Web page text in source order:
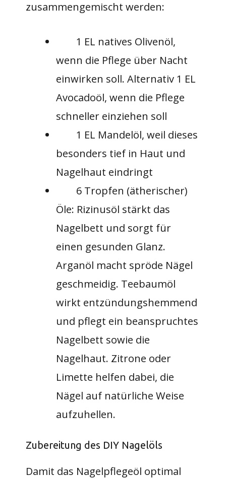
zusammengemischt werden:
1 EL natives Olivenöl,
wenn die Pflege über Nacht
einwirken soll. Alternativ 1 EL
Avocadoöl, wenn die Pflege
schneller einziehen soll
1 EL Mandelöl, weil dieses
besonders tief in Haut und
Nagelhaut eindringt
6 Tropfen (ätherischer)
Öle: Rizinusöl stärkt das
Nagelbett und sorgt für
einen gesunden Glanz.
Arganöl macht spröde Nägel
geschmeidig. Teebaumöl
wirkt entzündungshemmend
und pflegt ein beanspruchtes
Nagelbett sowie die
Nagelhaut. Zitrone oder
Limette helfen dabei, die
Nägel auf natürliche Weise
aufzuhellen.
Zubereitung des DIY Nagelöls
Damit das Nagelpflegeöl optimal